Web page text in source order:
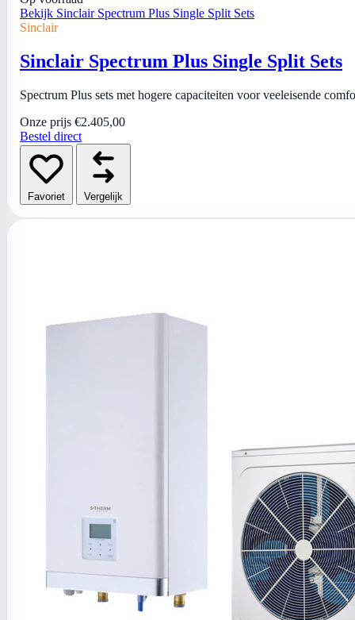
Bekijk Sinclair Spectrum Plus Single Split Sets
Sinclair
Sinclair Spectrum Plus Single Split Sets
Spectrum Plus sets met hogere capaciteiten voor veeleisende
Onze prijs €2.405,00
Bestel direct
Favoriet Vergelijk